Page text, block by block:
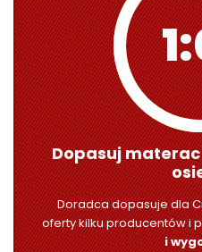
Dopasuj
Doradca dopasuje dla
oferty kilku producentów i
i